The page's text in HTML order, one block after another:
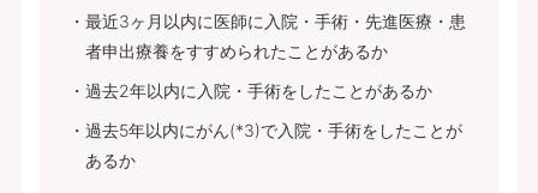
最近3ヶ月以内に医師に入院・手術・先進医療・患
者申出療養をすすめられたことがあるか
過去2年以内に入院・手術をしたことがあるか
過去5年以内にがん(*3)で入院・手術をしたことが
あるか